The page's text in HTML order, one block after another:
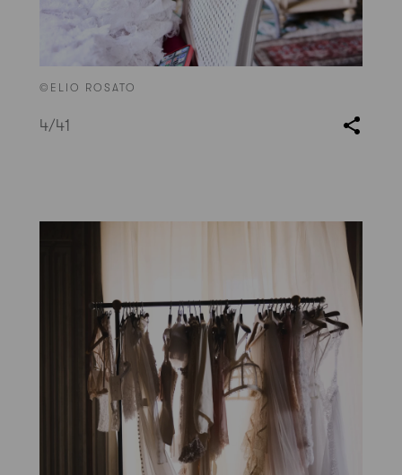
©ELIO ROSATO
4/41